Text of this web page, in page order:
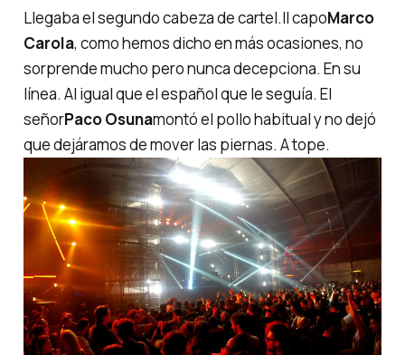
Llegaba el segundo cabeza de cartel.Il capoMarco
Carola, como hemos dicho en más ocasiones, no
sorprende mucho pero nunca decepciona. En su
línea. Al igual que el español que le seguía. El
señorPaco Osunamontó el pollohabitual y no dejó
que dejáramos de mover las piernas. A tope.